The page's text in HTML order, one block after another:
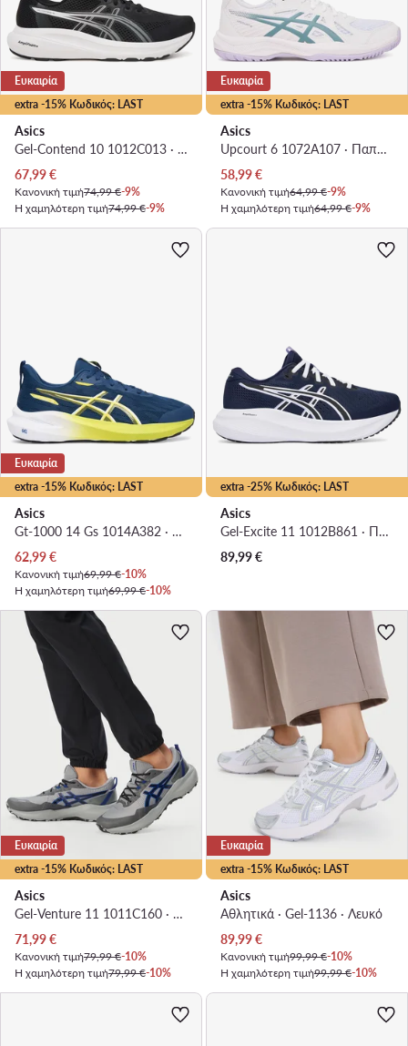
extra -15% Κωδικός: LAST
Ευκαιρία
Asics
Gel-Contend 10 1012C013 · Παπούτσια για Τρέξιμο
Τρέχουσα τιμή
67,99€
Κανονική τιμή74,99 €-9%
Η χαμηλότερη τιμή74,99 €-9%
extra -15% Κωδικός: LAST
Ευκαιρία
Asics
Upcourt 6 1072A107 · Παπούτσια για Γυμναστήριο
Τρέχουσα τιμή
58,99€
Κανονική τιμή64,99 €-9%
Η χαμηλότερη τιμή64,99 €-9%
extra -15% Κωδικός: LAST
Ευκαιρία
Asics
Gt-1000 14 Gs 1014A382 · Παπούτσια για Τρέξιμο
Τρέχουσα τιμή
62,99€
Κανονική τιμή69,99 €-10%
Η χαμηλότερη τιμή69,99 €-10%
extra -25% Κωδικός: LAST
Asics
Gel-Excite 11 1012B861 · Παπούτσια για Τρέξιμο
89,99€
extra -15% Κωδικός: LAST
Ευκαιρία
Asics
Gel-Venture 11 1011C160 · Παπούτσια για Τρέξιμο
Τρέχουσα τιμή
71,99€
Κανονική τιμή79,99 €-10%
Η χαμηλότερη τιμή79,99 €-10%
extra -15% Κωδικός: LAST
Ευκαιρία
Asics
Αθλητικά · Gel-1136 · Λευκό
Τρέχουσα τιμή
89,99€
Κανονική τιμή99,99 €-10%
Η χαμηλότερη τιμή99,99 €-10%